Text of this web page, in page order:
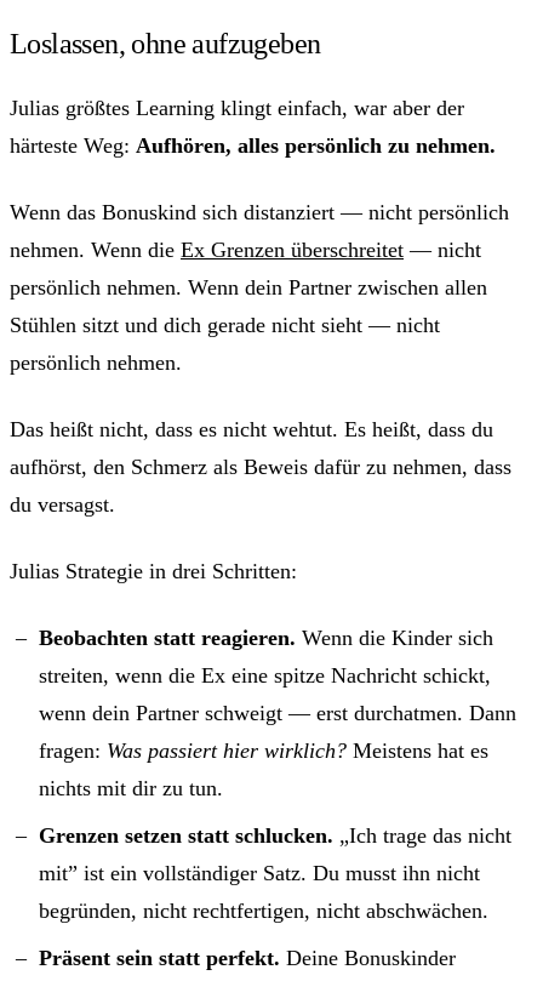
Loslassen, ohne aufzugeben
Julias größtes Learning klingt einfach, war aber der
härteste Weg: Aufhören, alles persönlich zu nehmen.
Wenn das Bonuskind sich distanziert — nicht persönlich
nehmen. Wenn die Ex Grenzen überschreitet — nicht
persönlich nehmen. Wenn dein Partner zwischen allen
Stühlen sitzt und dich gerade nicht sieht — nicht
persönlich nehmen.
Das heißt nicht, dass es nicht wehtut. Es heißt, dass du
aufhörst, den Schmerz als Beweis dafür zu nehmen, dass
du versagst.
Julias Strategie in drei Schritten:
Beobachten statt reagieren. Wenn die Kinder sich
streiten, wenn die Ex eine spitze Nachricht schickt,
wenn dein Partner schweigt — erst durchatmen. Dann
fragen: Was passiert hier wirklich? Meistens hat es
nichts mit dir zu tun.
Grenzen setzen statt schlucken. „Ich trage das nicht
mit” ist ein vollständiger Satz. Du musst ihn nicht
begründen, nicht rechtfertigen, nicht abschwächen.
Präsent sein statt perfekt. Deine Bonuskinder